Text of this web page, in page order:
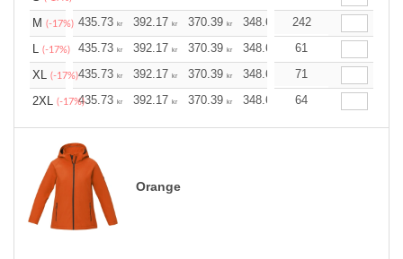
M (-17%) 435.73 kr 392.17 kr 370.39 kr 348.61 326.83
242
L (-17%) 435.73 kr 392.17 kr 370.39 kr 348.61 326.83
61
XL (-17%)435.73 kr 392.17 kr 370.39 kr 348.61 326.83
71
2XL (-17%)435.73 kr 392.17 kr 370.39 kr 348.61 326.83
64
Orange